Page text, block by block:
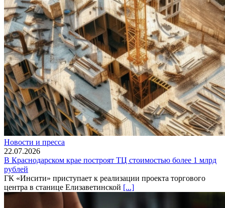
Новости и пресса
22.07.2026
В Краснодарском крае построят ТЦ стоимостью более 1 млрд
рублей
ГК «Инсити» приступает к реализации проекта торгового
центра в станице Елизаветинской [...]